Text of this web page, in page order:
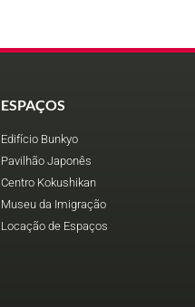
ESPAÇOS
Edifício Bunkyo
Pavilhão Japonês
Centro Kokushikan
Museu da Imigração
Locação de Espaços